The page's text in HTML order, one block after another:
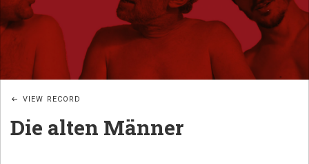
I
G
_
W
U
JAZZ
Die alten Männer
VIEW RECORD